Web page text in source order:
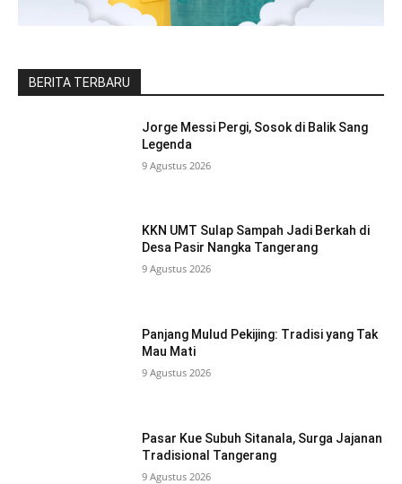
BERITA TERBARU
Jorge Messi Pergi, Sosok di Balik Sang
Legenda
9 Agustus 2026
KKN UMT Sulap Sampah Jadi Berkah di
Desa Pasir Nangka Tangerang
9 Agustus 2026
Panjang Mulud Pekijing: Tradisi yang Tak
Mau Mati
9 Agustus 2026
Pasar Kue Subuh Sitanala, Surga Jajanan
Tradisional Tangerang
9 Agustus 2026